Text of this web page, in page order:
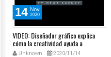
14 Nov
2020
VIDEO: Diseñador gráfico explica
cómo la creatividad ayuda a
encontrar a Dios
Unknown 2020/11/14